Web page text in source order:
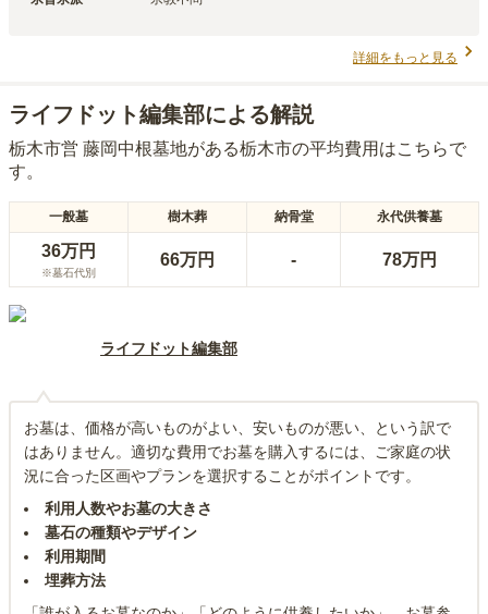
詳細をもっと見る
ライフドット編集部による解説
栃木市営 藤岡中根墓地がある栃木市の平均費用はこちらで
す。
一般墓 樹木葬 納骨堂 永代供養墓
36万円
※墓石代別
66万円 - 78万円
ライフドット編集部
お墓は、価格が高いものがよい、安いものが悪い、という訳で
はありません。適切な費用でお墓を購入するには、ご家庭の状
況に合った区画やプランを選択することがポイントです。
利用人数やお墓の大きさ
墓石の種類やデザイン
利用期間
埋葬方法